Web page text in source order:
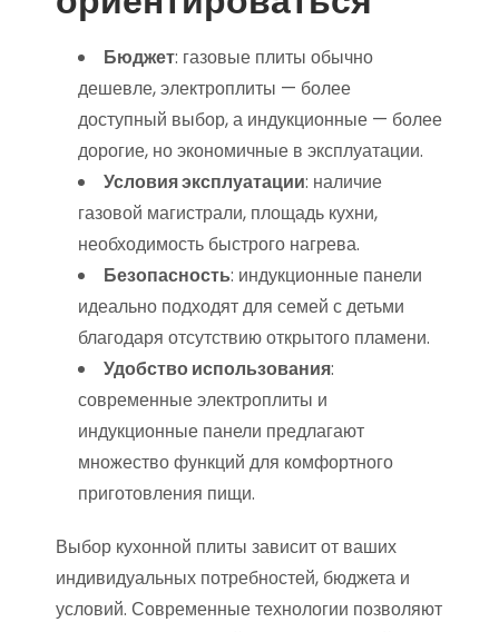
Бюджет: газовые плиты обычно
дешевле, электроплиты — более
доступный выбор, а индукционные — более
дорогие, но экономичные в эксплуатации.
Условия эксплуатации: наличие
газовой магистрали, площадь кухни,
необходимость быстрого нагрева.
Безопасность: индукционные панели
идеально подходят для семей с детьми
благодаря отсутствию открытого пламени.
Удобство использования:
современные электроплиты и
индукционные панели предлагают
множество функций для комфортного
приготовления пищи.
Выбор кухонной плиты зависит от ваших
индивидуальных потребностей, бюджета и
условий. Современные технологии позволяют